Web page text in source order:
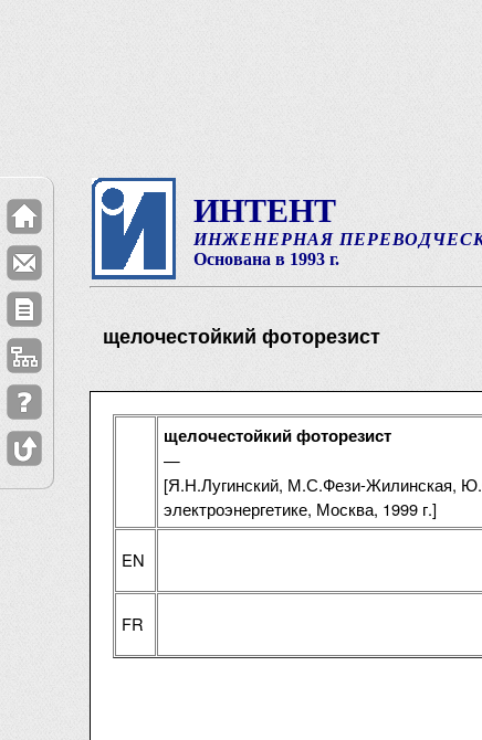
ИНТЕНТ
ИНЖЕНЕРНАЯ
Основана в 1993 г.
щелочестойкий фоторезист
щелочестойкий фоторезист
—
[Я.Н.Лугинский, М.С.Фези-Жилинская,
электроэнергетике, Москва, 1999 г.]
EN
FR